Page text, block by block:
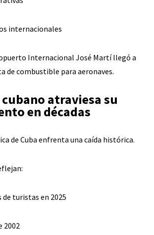
internacionales
Internacional José Martí llegó a
de combustible para aeronaves.
atraviesa su
en décadas
de Cuba enfrenta una caída histórica.
turistas en 2025
2002